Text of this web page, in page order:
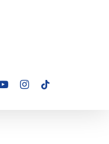
instagram
tiktok